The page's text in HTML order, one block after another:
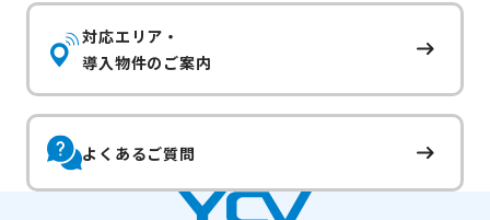
対応エリア・
導入物件のご案内
よくあるご質問